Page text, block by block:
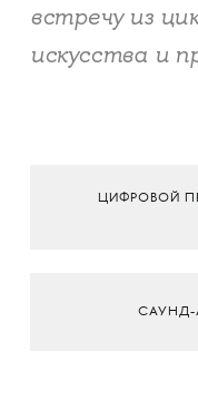
встречу из
искусства и
ЦИФРОВОЙ
САУНД-